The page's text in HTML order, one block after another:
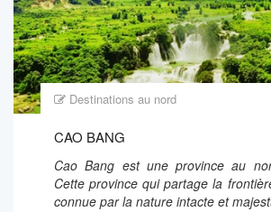
Destinations au nord
CAO BANG
Cao Bang est une province au
Cette province qui partage la
connue par la nature intacte et